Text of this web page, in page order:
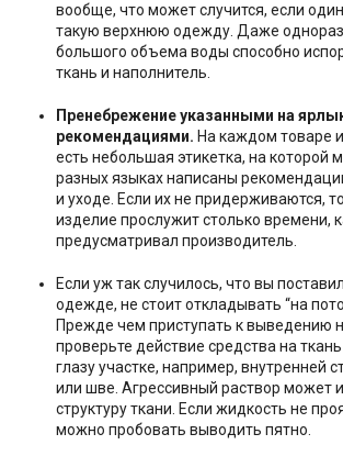
вообще, что может случится, если
такую верхнюю одежду. Даже
большого объема воды способно
ткань и наполнитель.
Пренебрежение указанными на
рекомендациями. На каждом товаре
есть небольшая этикетка, на которой
разных языках написаны
и уходе. Если их не придерживаются,
изделие прослужит столько времени,
предусматривал производитель.
Если уж так случилось, что вы
одежде, не стоит откладывать “на
Прежде чем приступать к выведению
проверьте действие средства на
глазу участке, например, внутренней
или шве. Агрессивный раствор может
структуру ткани. Если жидкость не
можно пробовать выводить пятно.